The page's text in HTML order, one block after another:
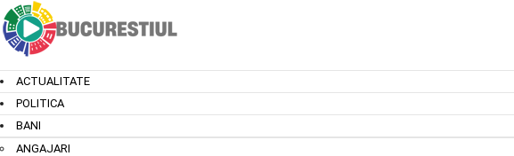
ACTUALITATE
POLITICA
BANI
ANGAJARI